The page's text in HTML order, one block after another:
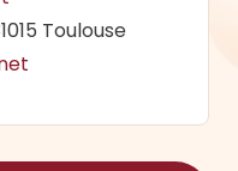
Toulouse